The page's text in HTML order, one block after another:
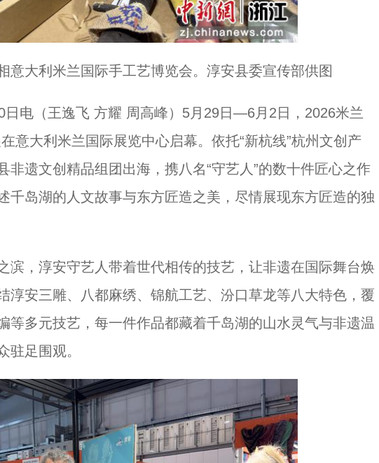
意大利米兰国际手工艺博览会。淳安县委宣传部供图
电（王逸飞 方耀 周高峰）5月29日—6月2日，2026米兰
意大利米兰国际展览中心启幕。依托“新杭线”杭州文创产
非遗文创精品组团出海，携八名“守艺人”的数十件匠心之作
千岛湖的人文故事与东方匠造之美，尽情展现东方匠造的独
，淳安守艺人带着世代相传的技艺，让非遗在国际舞台焕
淳安三雕、八都麻绣、锦航工艺、汾口草龙等八大特色，覆
等多元技艺，每一件作品都藏着千岛湖的山水灵气与非遗温
驻足围观。